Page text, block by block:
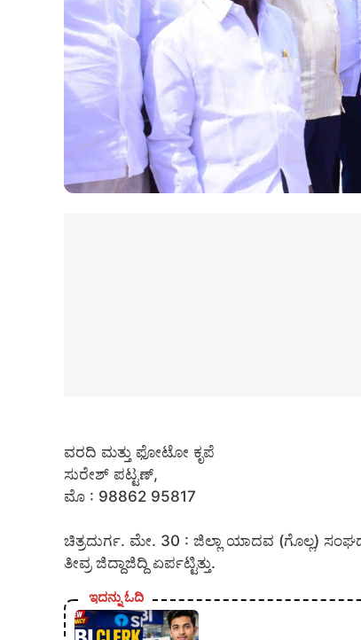
ವರದಿ ಮತ್ತು ಫೋಟೋ ಕೃಪೆ
ಸುರೇಶ್ ಪಟ್ಟಣ್,
ಮೊ : 98862 95817
ಚಿತ್ರದುರ್ಗ. ಮೇ. 30 : ಜಿಲ್ಲಾ ಯಾದವ (ಗೊಲ್ಲ)
ತೀವ್ರ ಜಿದ್ದಾಜಿದ್ದಿ ಏರ್ಪಟ್ಟಿತ್ತು.
ಇದನ್ನು ಓದಿ